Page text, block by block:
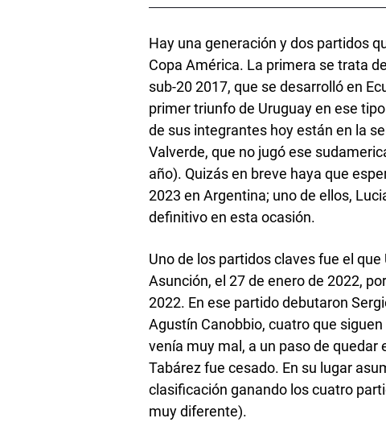
Hay una generación y dos partidos
Copa América. La primera se trata
sub-20 2017, que se desarrolló en
primer triunfo de Uruguay en ese
de sus integrantes hoy están en la
Valverde, que no jugó ese
año). Quizás en breve haya que
2023 en Argentina; uno de ellos,
definitivo en esta ocasión.
Uno de los partidos claves fue el
Asunción, el 27 de enero de 2022,
2022. En ese partido debutaron
Agustín Canobbio, cuatro que
venía muy mal, a un paso de
Tabárez fue cesado. En su lugar
clasificación ganando los cuatro
muy diferente).